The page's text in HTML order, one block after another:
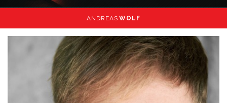
ANDREAS WOLF